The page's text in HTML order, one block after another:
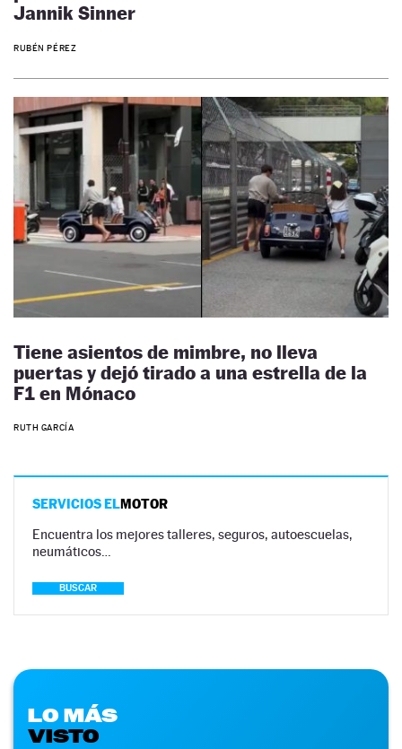
Jannik Sinner
RUBÉN PÉREZ
Tiene asientos de mimbre, no lleva
puertas y dejó tirado a una estrella de la
F1 en Mónaco
RUTH GARCÍA
SERVICIOS ELMOTOR
Encuentra los mejores talleres, seguros, autoescuelas,
neumáticos…
BUSCAR
LO MÁS
VISTO